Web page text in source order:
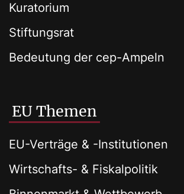
Kuratorium
Stiftungsrat
Bedeutung der cep-Ampeln
EU Themen
EU-Verträge & -Institutionen
Wirtschafts- & Fiskalpolitik